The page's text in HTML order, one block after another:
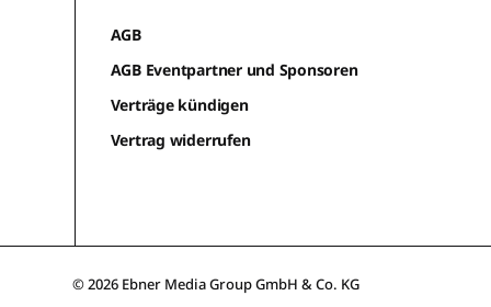
AGB
AGB Eventpartner und Sponsoren
Verträge kündigen
Vertrag widerrufen
© 2026 Ebner Media Group GmbH & Co. KG